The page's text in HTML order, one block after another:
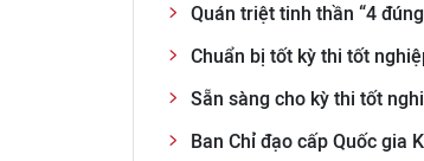
Quán triệt tinh thần “4
Chuẩn bị tốt kỳ thi tốt
Sẵn sàng cho kỳ thi tốt
Ban Chỉ đạo cấp Quốc gia